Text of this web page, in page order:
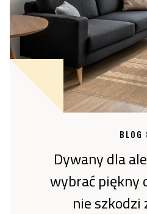
BLOG
Dywany dla
wybrać piękny
nie